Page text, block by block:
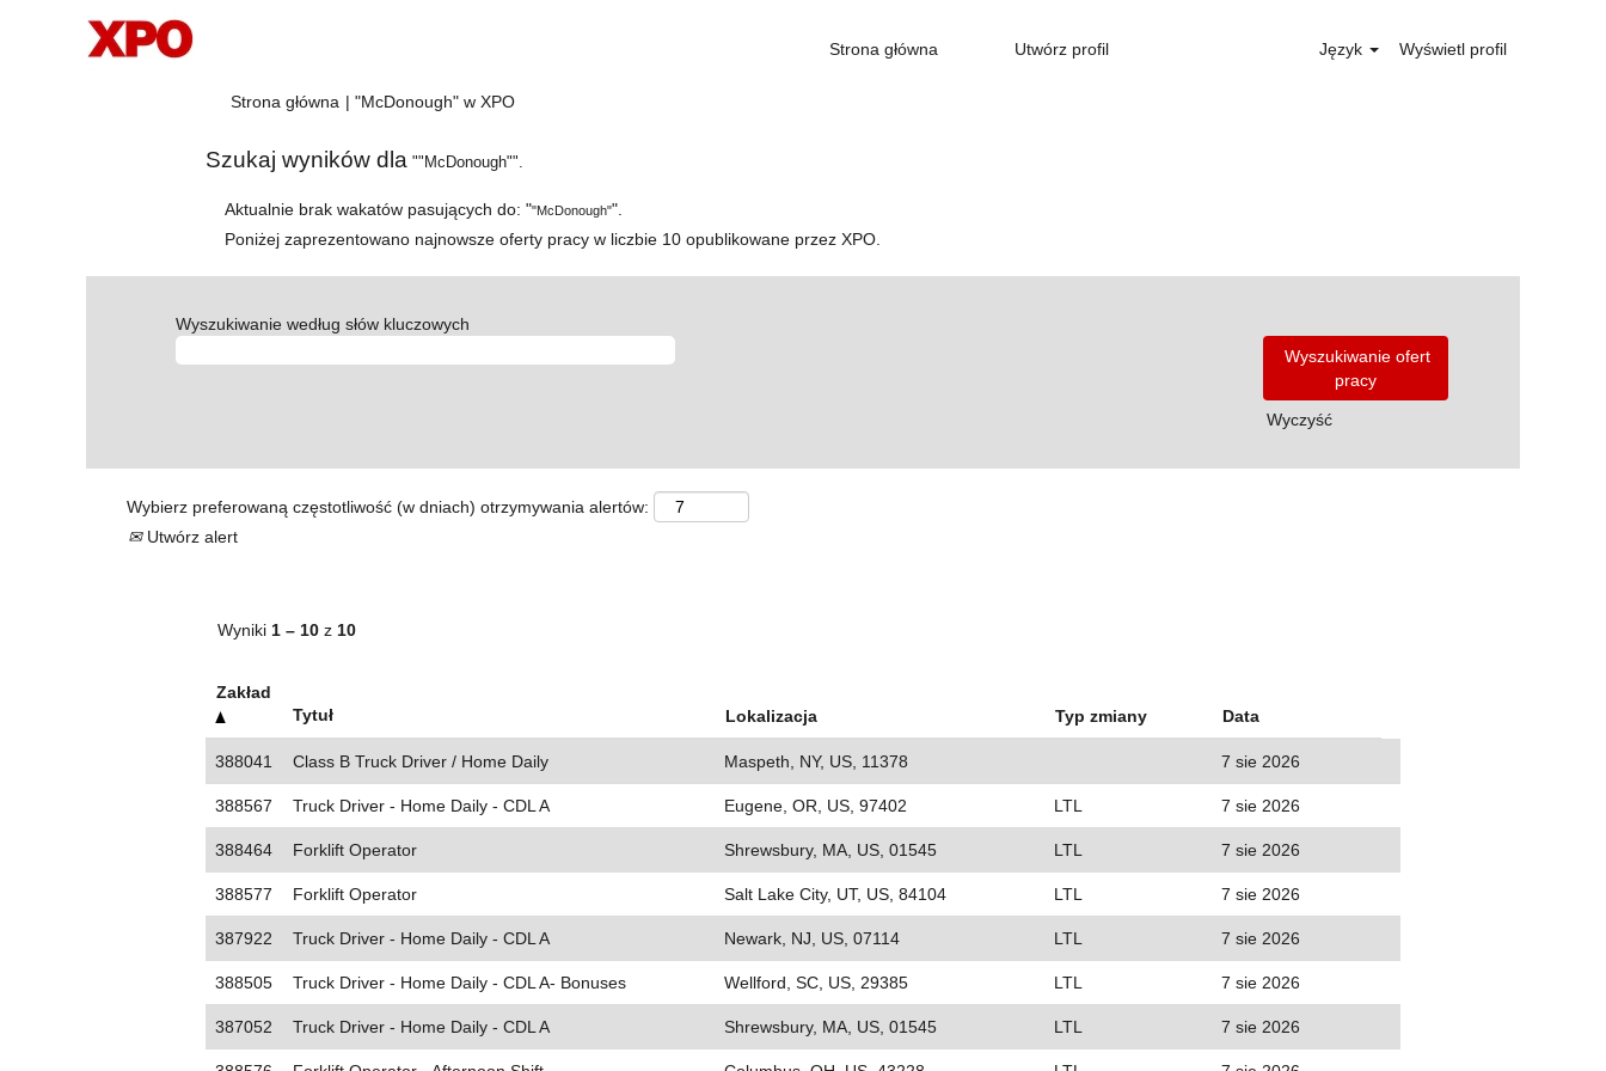
Strona główna Utwórz profil Język Wyświetl profil
Strona główna | "McDonough" w XPO(bieżąca
Szukaj wyników dla ""McDonough"".
Aktualnie brak wakatów pasujących do: ""McDonough"".
Poniżej zaprezentowano najnowsze oferty pracy w liczbie 10 opublikowane przez XPO.
Wyszukiwanie według słów kluczowych
Wyczyść
Wybierz preferowaną częstotliwość (w dniach) otrzymywania alertów:
Utwórz alert
Wyniki 1 – 10 z 10
Zakład
Tytuł
Lokalizacja Typ zmiany Data
388041 Class B Truck Driver / Home Daily Maspeth, NY, US, 11378 7 sie 2026
388567 Truck Driver - Home Daily - CDL A Eugene, OR, US, 97402 LTL 7 sie 2026
388464 Forklift Operator Shrewsbury, MA, US, 01545 LTL 7 sie 2026
388577 Forklift Operator Salt Lake City, UT, US, 84104 LTL 7 sie 2026
387922 Truck Driver - Home Daily - CDL A Newark, NJ, US, 07114 LTL 7 sie 2026
388505 Truck Driver - Home Daily - CDL A- Bonuses Wellford, SC, US, 29385 LTL 7 sie 2026
387052 Truck Driver - Home Daily - CDL A Shrewsbury, MA, US, 01545 LTL 7 sie 2026